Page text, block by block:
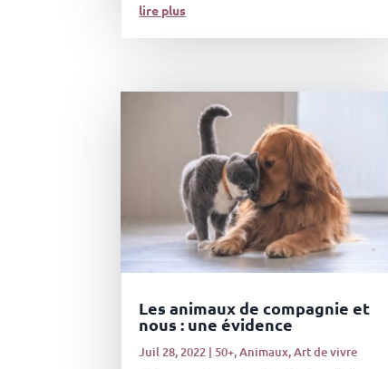
lire plus
Les animaux de compagnie et
nous : une évidence
Juil 28, 2022 | 50+,Animaux,Art de vivre